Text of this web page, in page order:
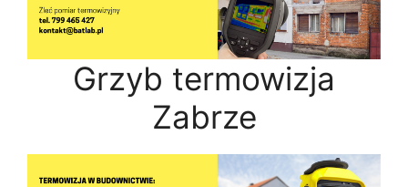
Grzyb termowizja
Zabrze